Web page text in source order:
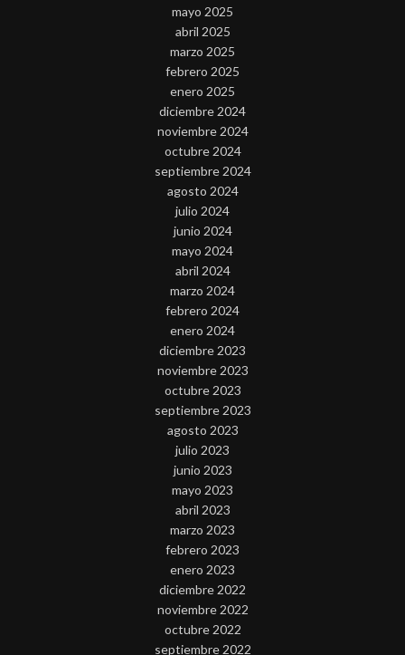
mayo 2025
abril 2025
marzo 2025
febrero 2025
enero 2025
diciembre 2024
noviembre 2024
octubre 2024
septiembre 2024
agosto 2024
julio 2024
junio 2024
mayo 2024
abril 2024
marzo 2024
febrero 2024
enero 2024
diciembre 2023
noviembre 2023
octubre 2023
septiembre 2023
agosto 2023
julio 2023
junio 2023
mayo 2023
abril 2023
marzo 2023
febrero 2023
enero 2023
diciembre 2022
noviembre 2022
octubre 2022
septiembre 2022